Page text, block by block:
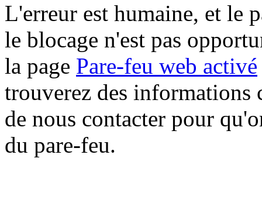
L'erreur est humaine, et le
le blocage n'est pas
la page Pare-feu web activé
trouverez des informations
de nous contacter pour
du pare-feu.